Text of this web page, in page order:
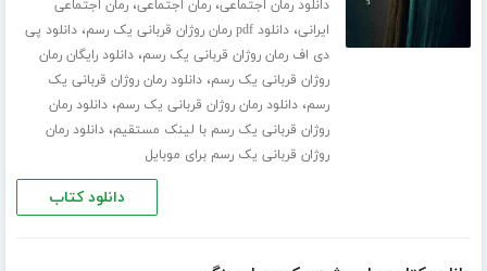
دانلود رمان اجتماعی،رمان اجتماعی،رمان اجتماعی
ایرانی،دانلود pdf رمان روژان قربانی یک رسم ،دانلود پی
دی اف رمان روژان قربانی یک رسم،دانلود رایگان رمان
روژان قربانی یک رسم،دانلود رمان روژان قربانی یک
رسم،دانلود رمان روژان قربانی یک رسم،دانلود رمان
روژان قربانی یک رسم با لینک مستقیم،دانلود رمان
روژان قربانی یک رسم برای موبایل
دانلود کتاب